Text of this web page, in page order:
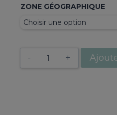
à
ZONE GÉOGRAPHIQUE
quantité